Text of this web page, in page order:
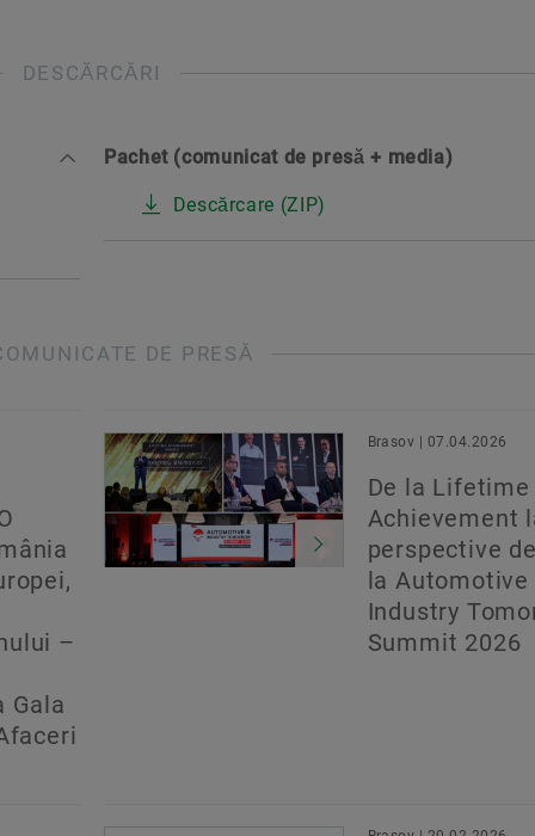
DESCĂRCĂRI
Pachet (comunicat de presă + media)
Descărcare (ZIP)
DE PRESĂ
–
Gala
Brasov | 07.04.2026
De la Lifetime
Achievement
perspective
la Automotive
Industry
Summit 2026